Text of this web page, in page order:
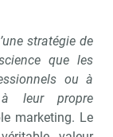
stratégie de
que les
ou à
leur propre
marketing. Le